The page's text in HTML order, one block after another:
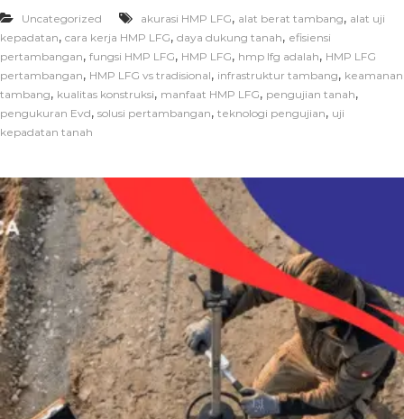
Uncategorized akurasi HMP LFG, alat berat tambang, alat uji
kepadatan, cara kerja HMP LFG, daya dukung tanah, efisiensi
pertambangan, fungsi HMP LFG, HMP LFG, hmp lfg adalah, HMP LFG
pertambangan, HMP LFG vs tradisional, infrastruktur tambang, keamanan
tambang, kualitas konstruksi, manfaat HMP LFG, pengujian tanah,
pengukuran Evd, solusi pertambangan, teknologi pengujian, uji
kepadatan tanah